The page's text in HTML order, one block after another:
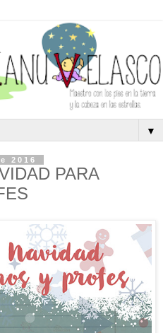
▼
2016
PARA